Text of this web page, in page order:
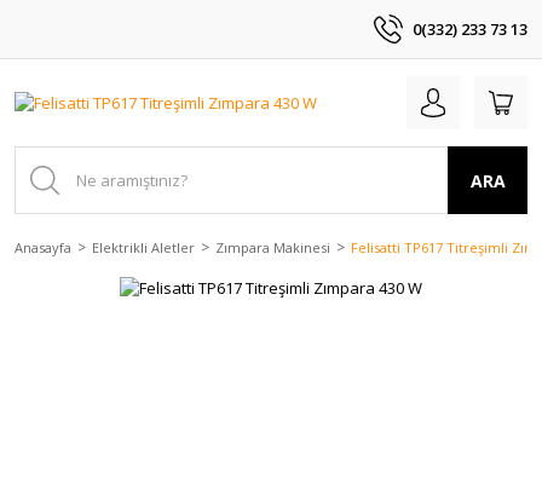
0(332) 233 73 13
ARA
Anasayfa Elektrikli Aletler Zımpara Makinesi Felisatti TP617 Titreşimli